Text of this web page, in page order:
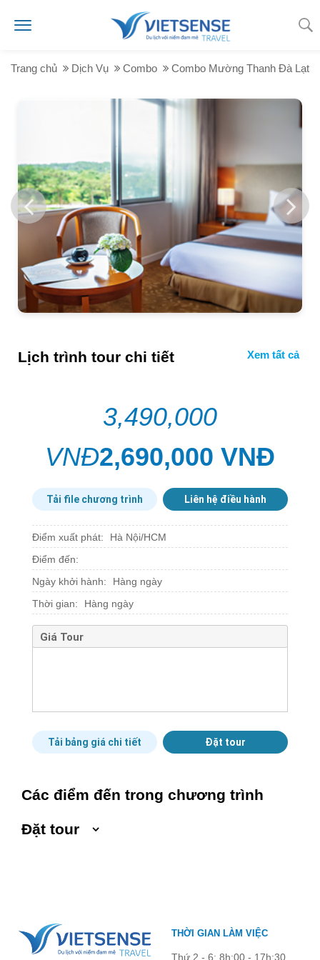
Trang chủ Dịch Vụ Combo Combo Mường Thanh Đà Lạt
Lịch trình tour chi tiết
3,490,000
VNĐ2,690,000 VNĐ
Tải file chương trình Liên hệ điều hành
Điểm xuất phát:
Hà Nội/HCM
Điểm đến:
Ngày khởi hành:
Hàng ngày
Thời gian:
Hàng ngày
Giá Tour
Tải bảng giá chi tiết Đặt tour
Các điểm đến trong chương trình
Đặt tour
Trẻ em 1 đến 5 tuổi Trẻ em 6 đến 12 tuổi
THỜI GIAN LÀM VIỆC
Thứ 2 - 6: 8h:00 - 17h:30